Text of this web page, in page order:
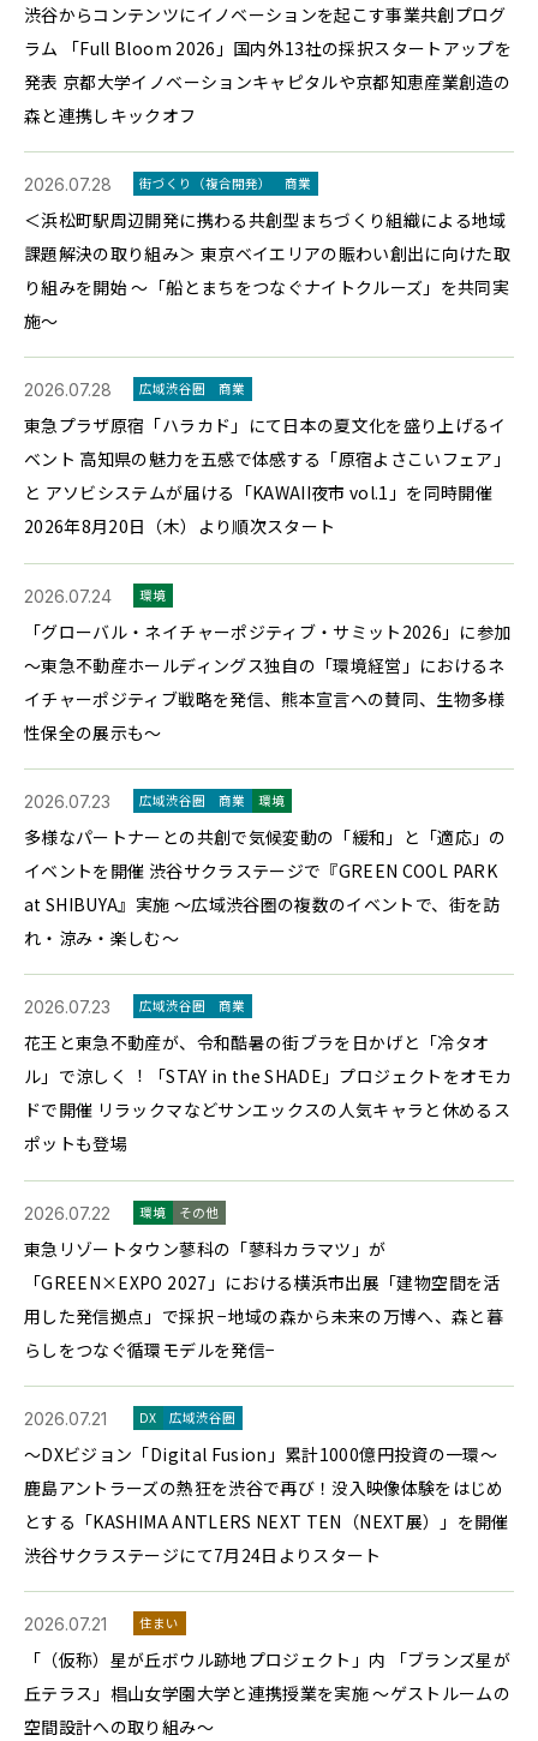
渋谷からコンテンツにイノベーションを起こす事業共創プログ
ラム 「Full Bloom 2026」国内外13社の採択スタートアップを
発表 京都大学イノベーションキャピタルや京都知恵産業創造の
森と連携しキックオフ
2026.07.28 街づくり（複合開発） 商業
＜浜松町駅周辺開発に携わる共創型まちづくり組織による地域
課題解決の取り組み＞ 東京ベイエリアの賑わい創出に向けた取
り組みを開始 〜「船とまちをつなぐナイトクルーズ」を共同実
施〜
2026.07.28 広域渋谷圏 商業
東急プラザ原宿「ハラカド」にて日本の夏文化を盛り上げるイ
ベント 高知県の魅力を五感で体感する「原宿よさこいフェア」
と アソビシステムが届ける「KAWAII夜市 vol.1」を同時開催
2026年8月20日（木）より順次スタート
2026.07.24 環境
「グローバル・ネイチャーポジティブ・サミット2026」に参加
～東急不動産ホールディングス独自の「環境経営」におけるネ
イチャーポジティブ戦略を発信、熊本宣言への賛同、生物多様
性保全の展示も～
2026.07.23 広域渋谷圏 商業 環境
多様なパートナーとの共創で気候変動の「緩和」と「適応」の
イベントを開催 渋谷サクラステージで『GREEN COOL PARK
at SHIBUYA』実施 ～広域渋谷圏の複数のイベントで、街を訪
れ・涼み・楽しむ～
2026.07.23 広域渋谷圏 商業
花王と東急不動産が、令和酷暑の街ブラを日かげと「冷タオ
ル」で涼しく︕ 「STAY in the SHADE」プロジェクトをオモカ
ドで開催 リラックマなどサンエックスの人気キャラと休めるス
ポットも登場
2026.07.22 環境 その他
東急リゾートタウン蓼科の「蓼科カラマツ」が
「GREEN×EXPO 2027」における横浜市出展「建物空間を活
用した発信拠点」で採択 −地域の森から未来の万博へ、森と暮
らしをつなぐ循環モデルを発信−
2026.07.21 DX 広域渋谷圏
～DXビジョン「Digital Fusion」累計1000億円投資の一環～
鹿島アントラーズの熱狂を渋谷で再び！没入映像体験をはじめ
とする「KASHIMA ANTLERS NEXT TEN（NEXT展）」を開催
渋谷サクラステージにて7月24日よりスタート
2026.07.21 住まい
「（仮称）星が丘ボウル跡地プロジェクト」内 「ブランズ星が
丘テラス」椙山女学園大学と連携授業を実施 ～ゲストルームの
空間設計への取り組み～